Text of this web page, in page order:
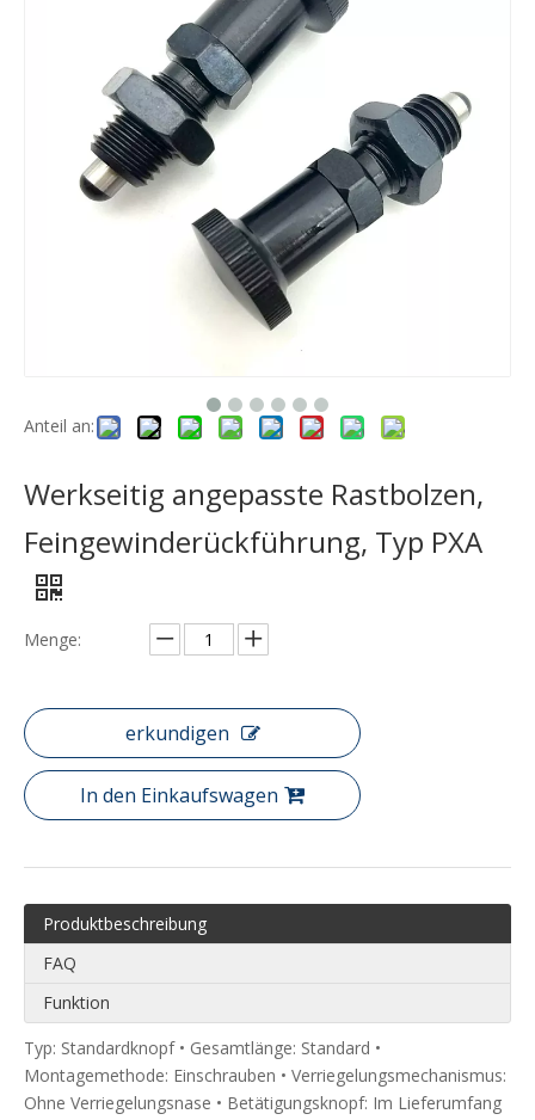
Anteil an:
Werkseitig angepasste Rastbolzen,
Feingewinderückführung, Typ PXA
Menge:
erkundigen
In den Einkaufswagen
Produktbeschreibung
FAQ
Funktion
Typ: Standardknopf • Gesamtlänge: Standard •
Montagemethode: Einschrauben • Verriegelungsmechanismus:
Ohne Verriegelungsnase • Betätigungsknopf: Im Lieferumfang